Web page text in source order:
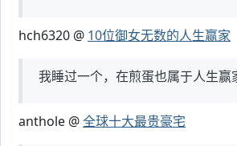
hch6320 @ 10位御女无数的人生赢家
我睡过一个，在煎蛋也属于人生赢
anthole @全球十大最贵豪宅